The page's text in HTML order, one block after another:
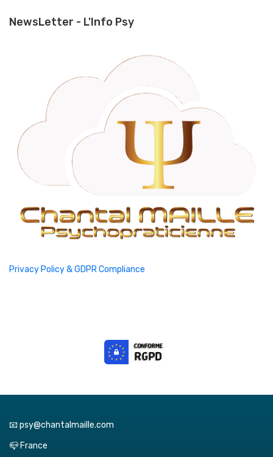
NewsLetter - L'Info Psy
Privacy Policy & GDPR Compliance
📧 psy@chantalmaille.com
📪 France